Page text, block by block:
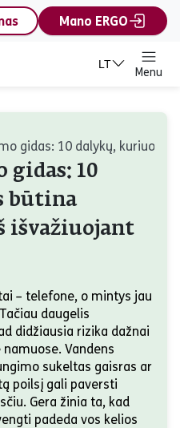
Mano ERGO
LT
Menu
gidas: 10 dalykų, kuriuos
gidas: 10
būtina
– telefone, o mintys jau
daugelis
didžiausia rizika dažnai
Vandens
sukeltas gaisras ar
poilsį gali paversti
Gera žinia ta, kad
padeda vos kelios